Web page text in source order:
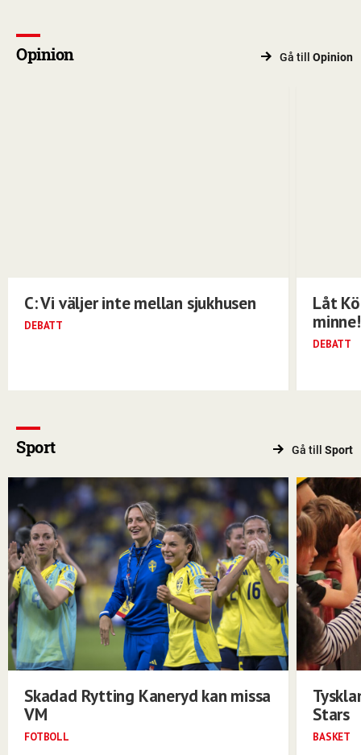
Opinion Gå till Opinion
C: Vi väljer inte mellan sjukhusen
DEBATT
Låt
minne!
DEBATT
Sport Gå till Sport
Skadad Rytting Kaneryd kan missa
VM
FOTBOLL
Stars
BASKET